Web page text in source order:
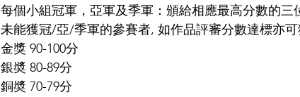
每個小組冠軍，亞軍及季軍：頒給相應最高分數的三
未能獲冠/亞/季軍的參賽者, 如作品評審分數達標亦
金獎 90-100分
銀奬 80-89分
銅奬 70-79分